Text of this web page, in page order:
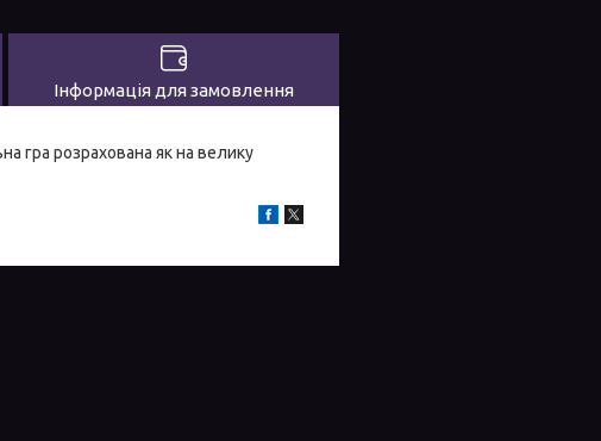
Інформація для замовлення
гра розрахована як на велику